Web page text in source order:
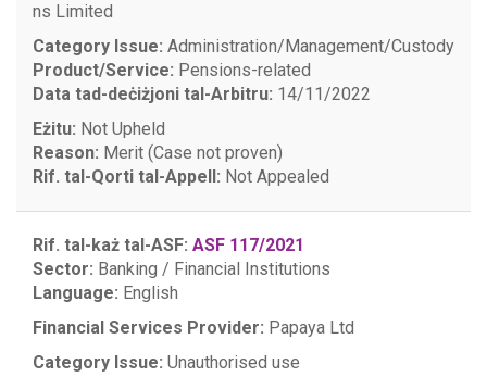
ns Limited
Category Issue: Administration/Management/Custody
Product/Service: Pensions-related
Data tad-deċiżjoni tal-Arbitru: 14/11/2022
Eżitu: Not Upheld
Reason: Merit (Case not proven)
Rif. tal-Qorti tal-Appell: Not Appealed
Rif. tal-każ tal-ASF: ASF 117/2021
Sector: Banking / Financial Institutions
Language: English
Financial Services Provider: Papaya Ltd
Category Issue: Unauthorised use